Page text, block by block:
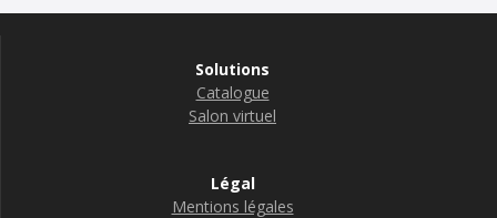
Solutions
Catalogue
Salon virtuel
Légal
Mentions légales